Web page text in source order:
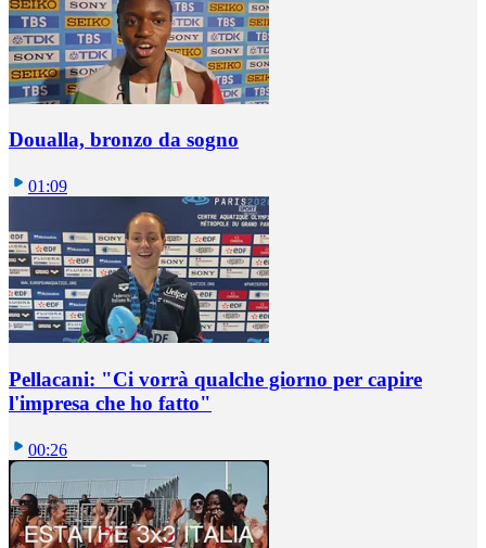
Doualla, bronzo da sogno
01:09
Pellacani: "Ci vorrà qualche giorno per capire
l'impresa che ho fatto"
00:26